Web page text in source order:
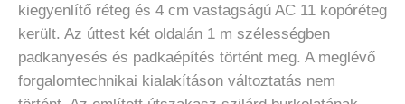
kiegyenlítő réteg és 4 cm vastagságú AC 11 kopóréteg
került. Az úttest két oldalán 1 m szélességben
padkanyesés és padkaépítés történt meg. A meglévő
forgalomtechnikai kialakításon változtatás nem